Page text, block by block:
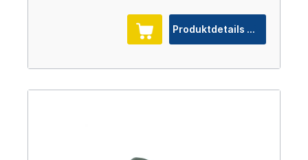
Produktdetails